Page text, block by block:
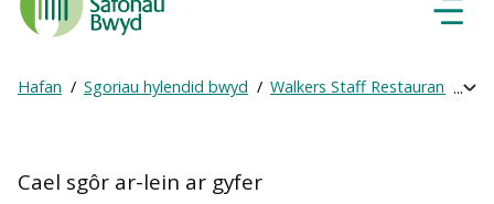
Standards
Agency
Frontpage
Breadcrumb
Hafan Sgoriau hylendid bwyd Walkers Staff Restaurant
Cael sgôr ar-lein ar gyfer